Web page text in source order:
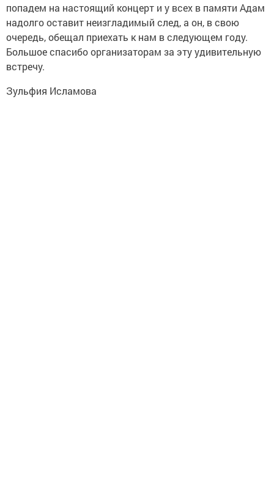
попадем на настоящий концерт и у всех в памяти Адам
надолго оставит неизгладимый след, а он, в свою
очередь, обещал приехать к нам в следующем году.
Большое спасибо организаторам за эту удивительную
встречу.
Зульфия Исламова